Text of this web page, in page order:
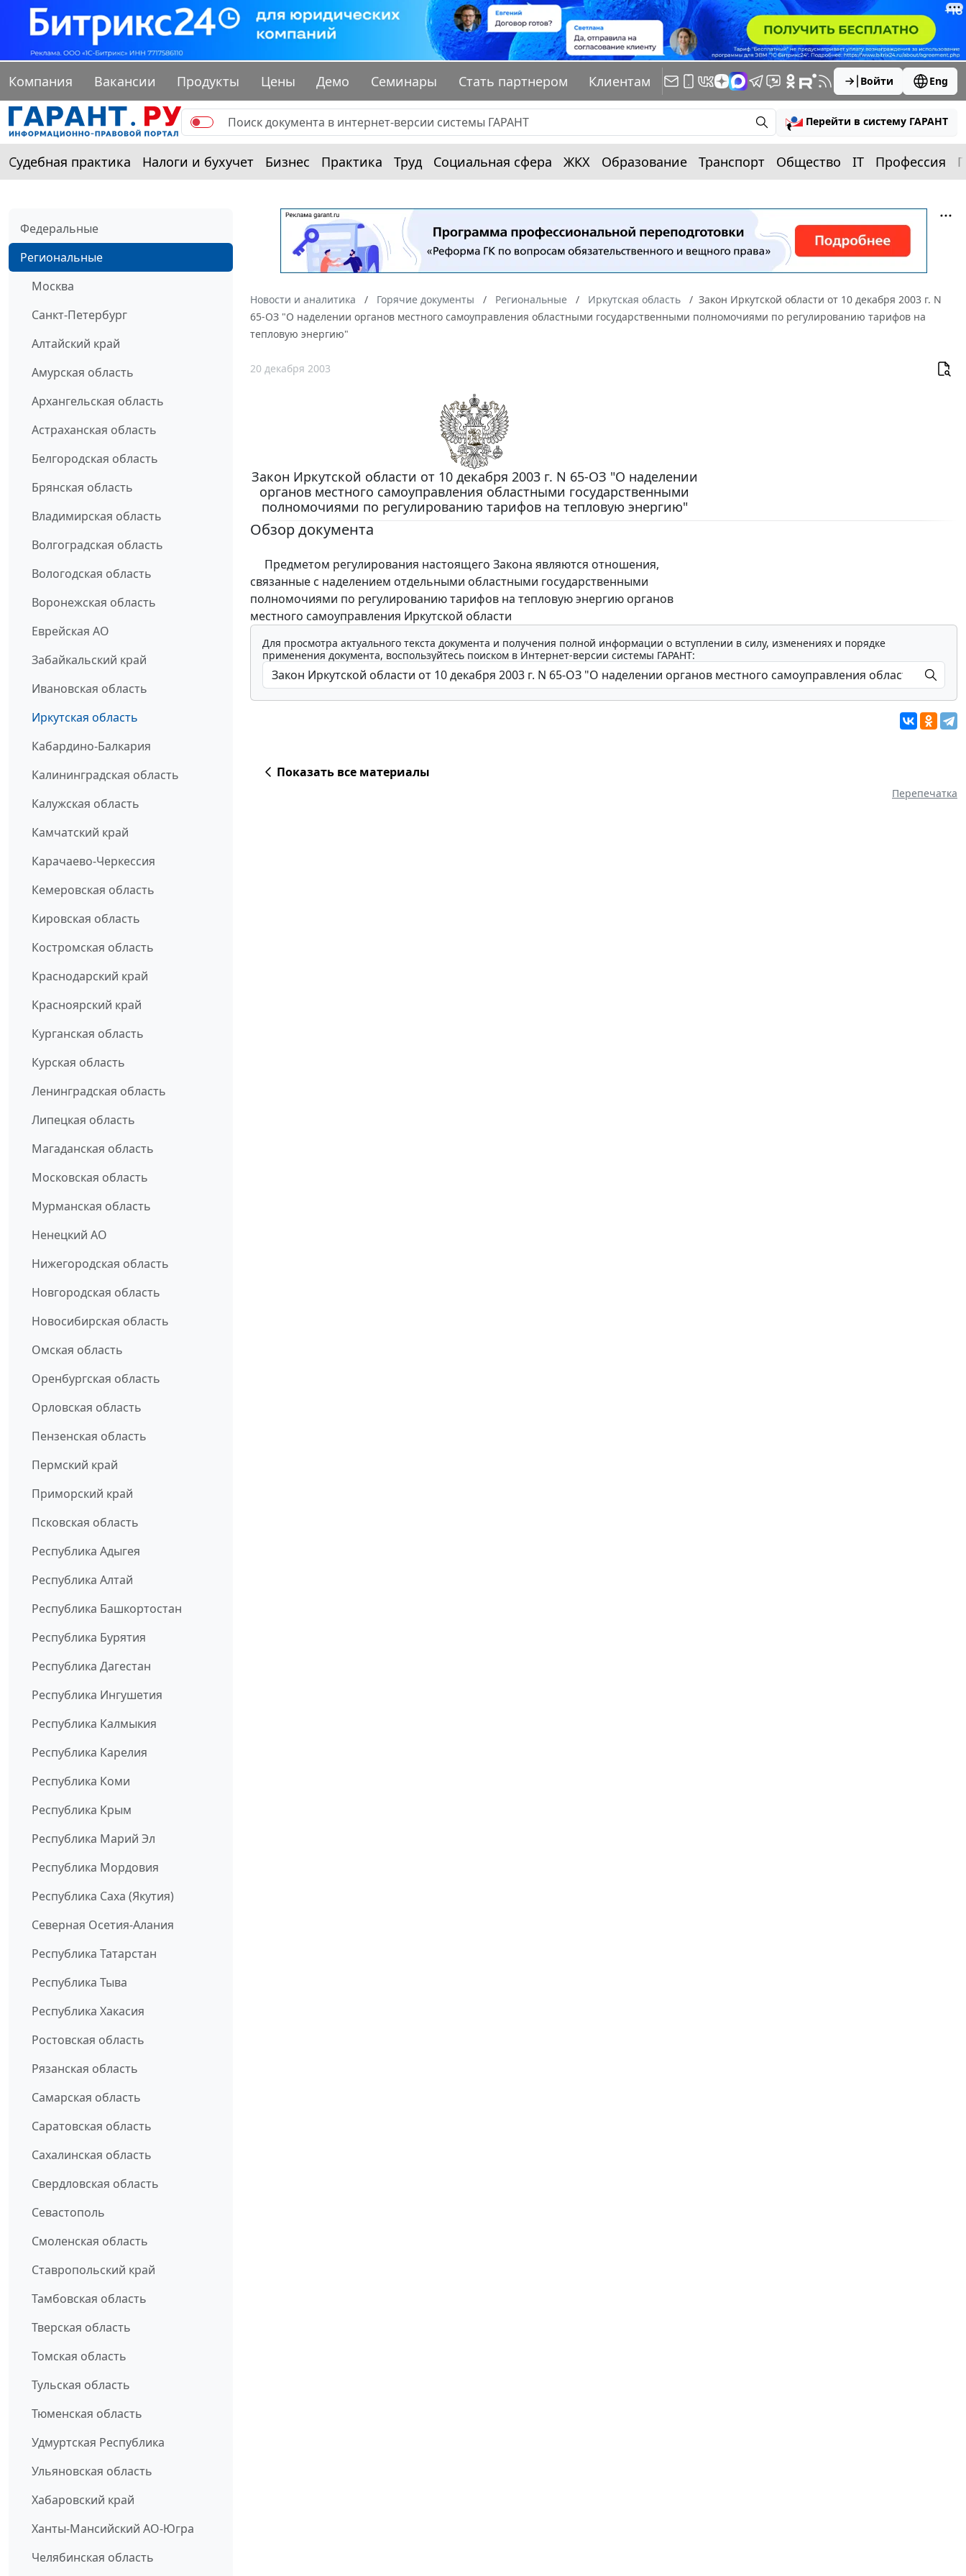
Компания Вакансии Продукты Цены Демо Семинары Стать партнером Клиентам Войти Eng
Перейти в систему ГАРАНТ
Судебная практика Налоги и бухучет Бизнес Практика Труд Социальная сфера ЖКХ Образование Транспорт Общество IT Профессия
Федеральные
Региональные
Москва
Санкт-Петербург
Алтайский край
Амурская область
Архангельская область
Астраханская область
Белгородская область
Брянская область
Владимирская область
Волгоградская область
Вологодская область
Воронежская область
Еврейская АО
Забайкальский край
Ивановская область
Иркутская область
Кабардино-Балкария
Калининградская область
Калужская область
Камчатский край
Карачаево-Черкессия
Кемеровская область
Кировская область
Костромская область
Краснодарский край
Красноярский край
Курганская область
Курская область
Ленинградская область
Липецкая область
Магаданская область
Московская область
Мурманская область
Ненецкий АО
Нижегородская область
Новгородская область
Новосибирская область
Омская область
Оренбургская область
Орловская область
Пензенская область
Пермский край
Приморский край
Псковская область
Республика Адыгея
Республика Алтай
Республика Башкортостан
Республика Бурятия
Республика Дагестан
Республика Ингушетия
Республика Калмыкия
Республика Карелия
Республика Коми
Республика Крым
Республика Марий Эл
Республика Мордовия
Республика Саха (Якутия)
Северная Осетия-Алания
Республика Татарстан
Республика Тыва
Республика Хакасия
Ростовская область
Рязанская область
Самарская область
Саратовская область
Сахалинская область
Свердловская область
Севастополь
Смоленская область
Ставропольский край
Тамбовская область
Тверская область
Томская область
Тульская область
Тюменская область
Удмуртская Республика
Ульяновская область
Хабаровский край
Ханты-Мансийский АО-Югра
Челябинская область
Новости и аналитика Горячие документы Региональные Иркутская область
Закон Иркутской области от 10 декабря 2003 г. N
65-ОЗ "О наделении органов местного самоуправления областными государственными полномочиями по регулированию тарифов на
тепловую энергию"
20 декабря 2003
Закон Иркутской области от 10 декабря 2003 г. N 65-ОЗ "О наделении
органов местного самоуправления областными государственными
полномочиями по регулированию тарифов на тепловую энергию"
Обзор документа
Предметом регулирования настоящего Закона являются отношения,
связанные с наделением отдельными областными государственными
полномочиями по регулированию тарифов на тепловую энергию органов
местного самоуправления Иркутской области
Для просмотра актуального текста документа и получения полной информации о вступлении в силу, изменениях и порядке
применения документа, воспользуйтесь поиском в Интернет-версии системы ГАРАНТ:
Показать все материалы
Перепечатка